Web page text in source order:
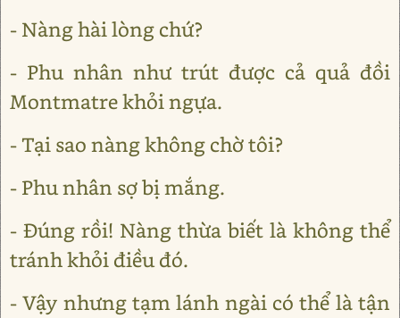
- Nàng hài lòng chứ?
- Phu nhân như trút được cả quả đồi
Montmatre khỏi ngựa.
- Tại sao nàng không chờ tôi?
- Phu nhân sợ bị mắng.
- Đúng rồi! Nàng thừa biết là không thể
tránh khỏi điều đó.
- Vậy nhưng tạm lánh ngài có thể là tận